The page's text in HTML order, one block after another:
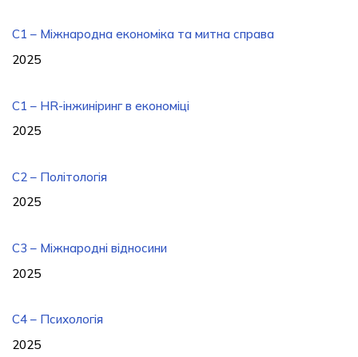
С1 – Міжнародна економіка та митна справа
2025
C1 – HR-інжиніринг в економіці
2025
C2 – Політологія
2025
С3 – Міжнародні відносини
2025
C4 – Психологія
2025